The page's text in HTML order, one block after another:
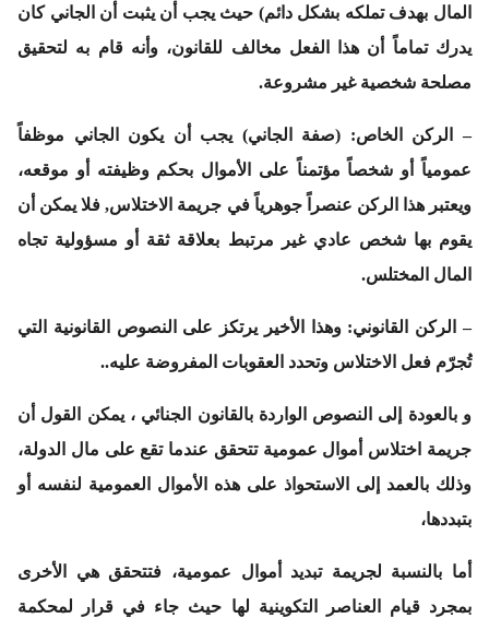
المال بهدف تملكه بشكل دائم) حيث يجب أن يثبت أن الجاني كان
يدرك تماماً أن هذا الفعل مخالف للقانون، وأنه قام به لتحقيق
مصلحة شخصية غير مشروعة.
– الركن الخاص: (صفة الجاني) يجب أن يكون الجاني موظفاً
عمومياً أو شخصاً مؤتمناً على الأموال بحكم وظيفته أو موقعه،
ويعتبر هذا الركن عنصراً جوهرياً في جريمة الاختلاس, فلا يمكن أن
يقوم بها شخص عادي غير مرتبط بعلاقة ثقة أو مسؤولية تجاه
المال المختلس.
– الركن القانوني: وهذا الأخير يرتكز على النصوص القانونية التي
تُجرّم فعل الاختلاس وتحدد العقوبات المفروضة عليه..
و بالعودة إلى النصوص الواردة بالقانون الجنائي ، يمكن القول أن
جريمة اختلاس أموال عمومية تتحقق عندما تقع على مال الدولة،
وذلك بالعمد إلى الاستحواذ على هذه الأموال العمومية لنفسه أو
بتبددها،
أما بالنسبة لجريمة تبديد أموال عمومية، فتتحقق هي الأخرى
بمجرد قيام العناصر التكوينية لها حيث جاء في قرار لمحكمة